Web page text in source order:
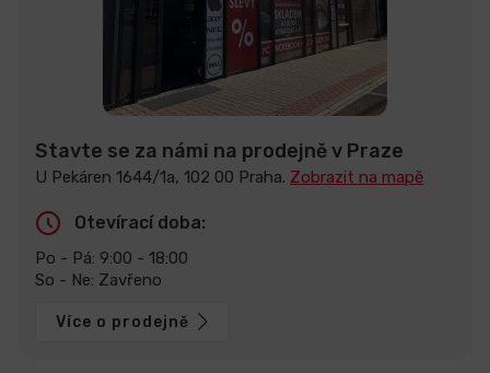
Stavte se za námi na prodejně v Praze
U Pekáren 1644/1a, 102 00 Praha. Zobrazit na mapě
Otevírací doba:
Po - Pá: 9:00 - 18:00
So - Ne: Zavřeno
Více o prodejně